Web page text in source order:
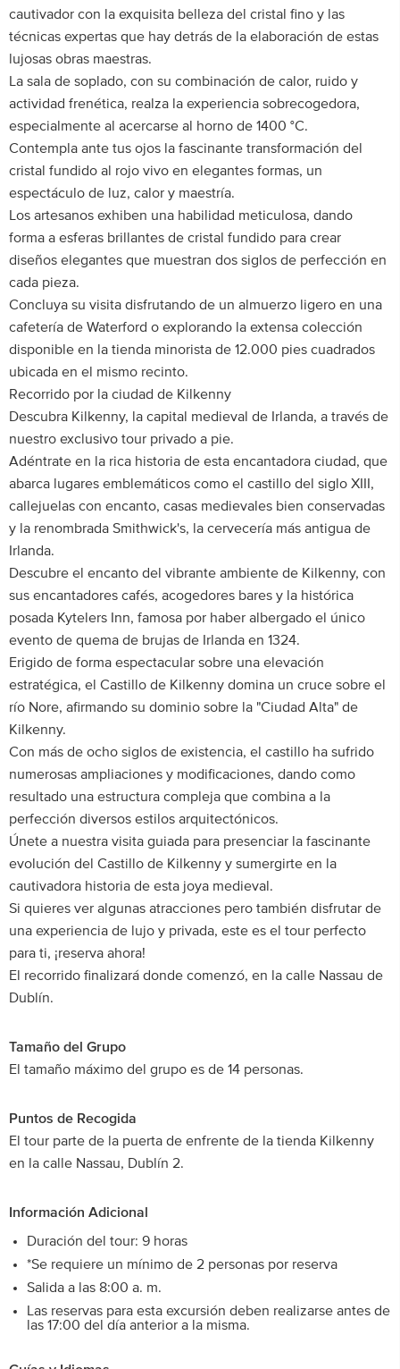
cautivador con la exquisita belleza del cristal fino y las
técnicas expertas que hay detrás de la elaboración de estas
lujosas obras maestras.
La sala de soplado, con su combinación de calor, ruido y
actividad frenética, realza la experiencia sobrecogedora,
especialmente al acercarse al horno de 1400 °C.
Contempla ante tus ojos la fascinante transformación del
cristal fundido al rojo vivo en elegantes formas, un
espectáculo de luz, calor y maestría.
Los artesanos exhiben una habilidad meticulosa, dando
forma a esferas brillantes de cristal fundido para crear
diseños elegantes que muestran dos siglos de perfección en
cada pieza.
Concluya su visita disfrutando de un almuerzo ligero en una
cafetería de Waterford o explorando la extensa colección
disponible en la tienda minorista de 12.000 pies cuadrados
ubicada en el mismo recinto.
Recorrido por la ciudad de Kilkenny
Descubra Kilkenny, la capital medieval de Irlanda, a través de
nuestro exclusivo tour privado a pie.
Adéntrate en la rica historia de esta encantadora ciudad, que
abarca lugares emblemáticos como el castillo del siglo XIII,
callejuelas con encanto, casas medievales bien conservadas
y la renombrada Smithwick's, la cervecería más antigua de
Irlanda.
Descubre el encanto del vibrante ambiente de Kilkenny, con
sus encantadores cafés, acogedores bares y la histórica
posada Kytelers Inn, famosa por haber albergado el único
evento de quema de brujas de Irlanda en 1324.
Erigido de forma espectacular sobre una elevación
estratégica, el Castillo de Kilkenny domina un cruce sobre el
río Nore, afirmando su dominio sobre la "Ciudad Alta" de
Kilkenny.
Con más de ocho siglos de existencia, el castillo ha sufrido
numerosas ampliaciones y modificaciones, dando como
resultado una estructura compleja que combina a la
perfección diversos estilos arquitectónicos.
Únete a nuestra visita guiada para presenciar la fascinante
evolución del Castillo de Kilkenny y sumergirte en la
cautivadora historia de esta joya medieval.
Si quieres ver algunas atracciones pero también disfrutar de
una experiencia de lujo y privada, este es el tour perfecto
para ti, ¡reserva ahora!
El recorrido finalizará donde comenzó, en la calle Nassau de
Dublín.
Tamaño del Grupo
El tamaño máximo del grupo es de 14 personas.
Puntos de Recogida
El tour parte de la puerta de enfrente de la tienda Kilkenny
en la calle Nassau, Dublín 2.
Información Adicional
Duración del tour: 9 horas
*Se requiere un mínimo de 2 personas por reserva
Salida a las 8:00 a. m.
Las reservas para esta excursión deben realizarse antes de
las 17:00 del día anterior a la misma.